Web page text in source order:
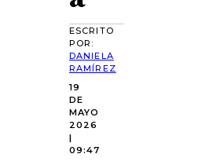
ESCRITO
POR:
DANIELA
RAMÍREZ
19
DE
MAYO
2026
|
09:47